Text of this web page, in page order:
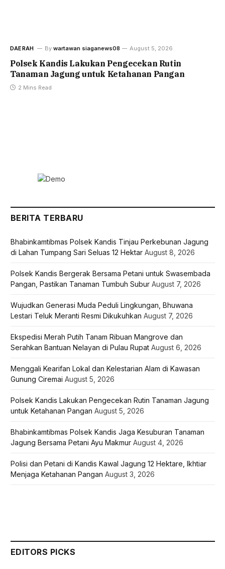
DAERAH By wartawan siaganews08 August 5, 2026
Polsek Kandis Lakukan Pengecekan Rutin
Tanaman Jagung untuk Ketahanan Pangan
2 Mins Read
BERITA TERBARU
Bhabinkamtibmas Polsek Kandis Tinjau Perkebunan Jagung
di Lahan Tumpang Sari Seluas 12 Hektar August 8, 2026
Polsek Kandis Bergerak Bersama Petani untuk Swasembada
Pangan, Pastikan Tanaman Tumbuh Subur August 7, 2026
Wujudkan Generasi Muda Peduli Lingkungan, Bhuwana
Lestari Teluk Meranti Resmi Dikukuhkan August 7, 2026
Ekspedisi Merah Putih Tanam Ribuan Mangrove dan
Serahkan Bantuan Nelayan di Pulau Rupat August 6, 2026
Menggali Kearifan Lokal dan Kelestarian Alam di Kawasan
Gunung Ciremai August 5, 2026
Polsek Kandis Lakukan Pengecekan Rutin Tanaman Jagung
untuk Ketahanan Pangan August 5, 2026
Bhabinkamtibmas Polsek Kandis Jaga Kesuburan Tanaman
Jagung Bersama Petani Ayu Makmur August 4, 2026
Polisi dan Petani di Kandis Kawal Jagung 12 Hektare, Ikhtiar
Menjaga Ketahanan Pangan August 3, 2026
EDITORS PICKS